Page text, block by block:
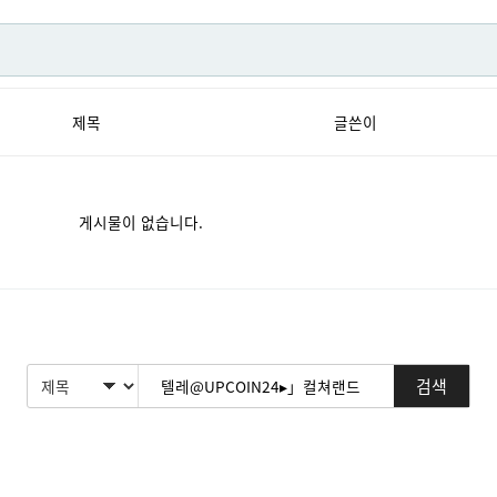
제목 글쓴이
게시물이 없습니다.
검색